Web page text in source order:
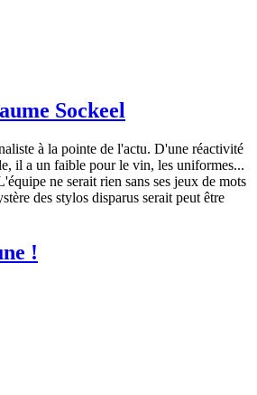
Sockeel
à la pointe de l'actu. D'une réactivité
il a un faible pour le vin, les uniformes...
ne serait rien sans ses jeux de mots
des stylos disparus serait peut être
!